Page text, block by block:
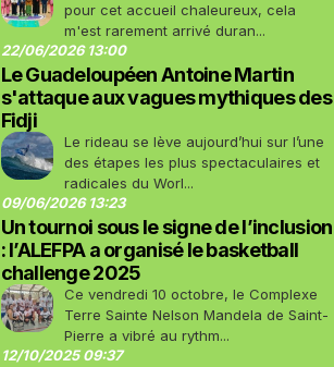
pour cet accueil chaleureux, cela
m'est rarement arrivé duran...
22/06/2026 13:00
Le Guadeloupéen Antoine Martin
s'attaque aux vagues mythiques des
Fidji
Le rideau se lève aujourd’hui sur l’une
des étapes les plus spectaculaires et
radicales du Worl...
09/06/2026 13:23
Un tournoi sous le signe de l’inclusion
: l’ALEFPA a organisé le basketball
challenge 2025
Ce vendredi 10 octobre, le Complexe
Terre Sainte Nelson Mandela de Saint-
Pierre a vibré au rythm...
12/10/2025 09:37